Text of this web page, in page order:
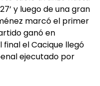
y luego de una gran
marcó el primer
ganó en
el Cacique llegó
ejecutado por